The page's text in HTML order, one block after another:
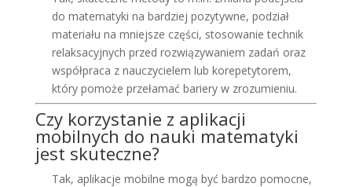
do matematyki na bardziej pozytywne, podział
materiału na mniejsze części, stosowanie technik
relaksacyjnych przed rozwiązywaniem zadań oraz
współpraca z nauczycielem lub korepetytorem,
który pomoże przełamać bariery w zrozumieniu.
Czy korzystanie z aplikacji
mobilnych do nauki matematyki
jest skuteczne?
Tak, aplikacje mobilne mogą być bardzo pomocne,